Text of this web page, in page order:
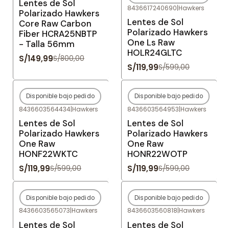
Lentes de Sol
Polarizado Hawkers
Core Raw Carbon
Fiber HCRA25NBTP
- Talla 56mm
S/149,99S/800,00
Agotado
8436617240690|Hawkers
Lentes de Sol
Polarizado Hawkers
One Ls Raw
HOLR24GLTC
S/119,99S/599,00
-80%OFF
Agotado
Disponible bajo pedido
8436603564434|Hawkers
Lentes de Sol
Polarizado Hawkers
One Raw
HONF22WKTC
S/119,99S/599,00
-80%OFF
Agotado
Disponible bajo pedido
8436603564953|Hawkers
Lentes de Sol
Polarizado Hawkers
One Raw
HONR22WOTP
S/119,99S/599,00
-80%OFF
Agotado
Disponible bajo pedido
8436603565073|Hawkers
Lentes de Sol
-80%OFF
Agotado
Disponible bajo pedido
8436603560818|Hawkers
Lentes de Sol